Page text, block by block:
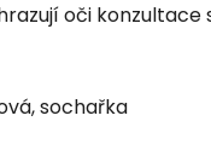
oči
sochařka